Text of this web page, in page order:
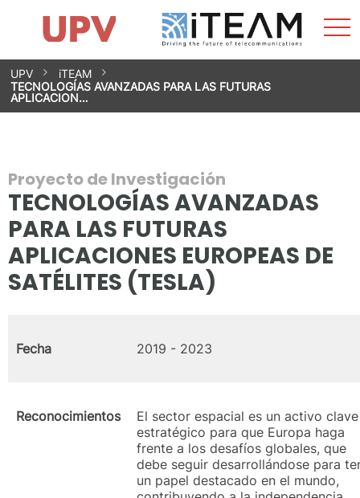
Saltar
contenido
Impacto
Grupos de investigación
Instalaciones
Spin-offs
Contacto
Prácticas
Noticias
Unidad de Igualdad
UPV
iTEAM
TECNOLOGÍAS AVANZADAS PARA LAS FUTURAS
APLICACION…
Proyecto de Investigación
TECNOLOGÍAS AVANZADAS
PARA LAS FUTURAS
APLICACIONES EUROPEAS DE
SATÉLITES (TESLA)
Fecha 2019 - 2023
Reconocimientos
El sector espacial es un activo
estratégico para que Europa haga
frente a los desafíos globales, que
debe seguir desarrollándose para
un papel destacado en el mundo,